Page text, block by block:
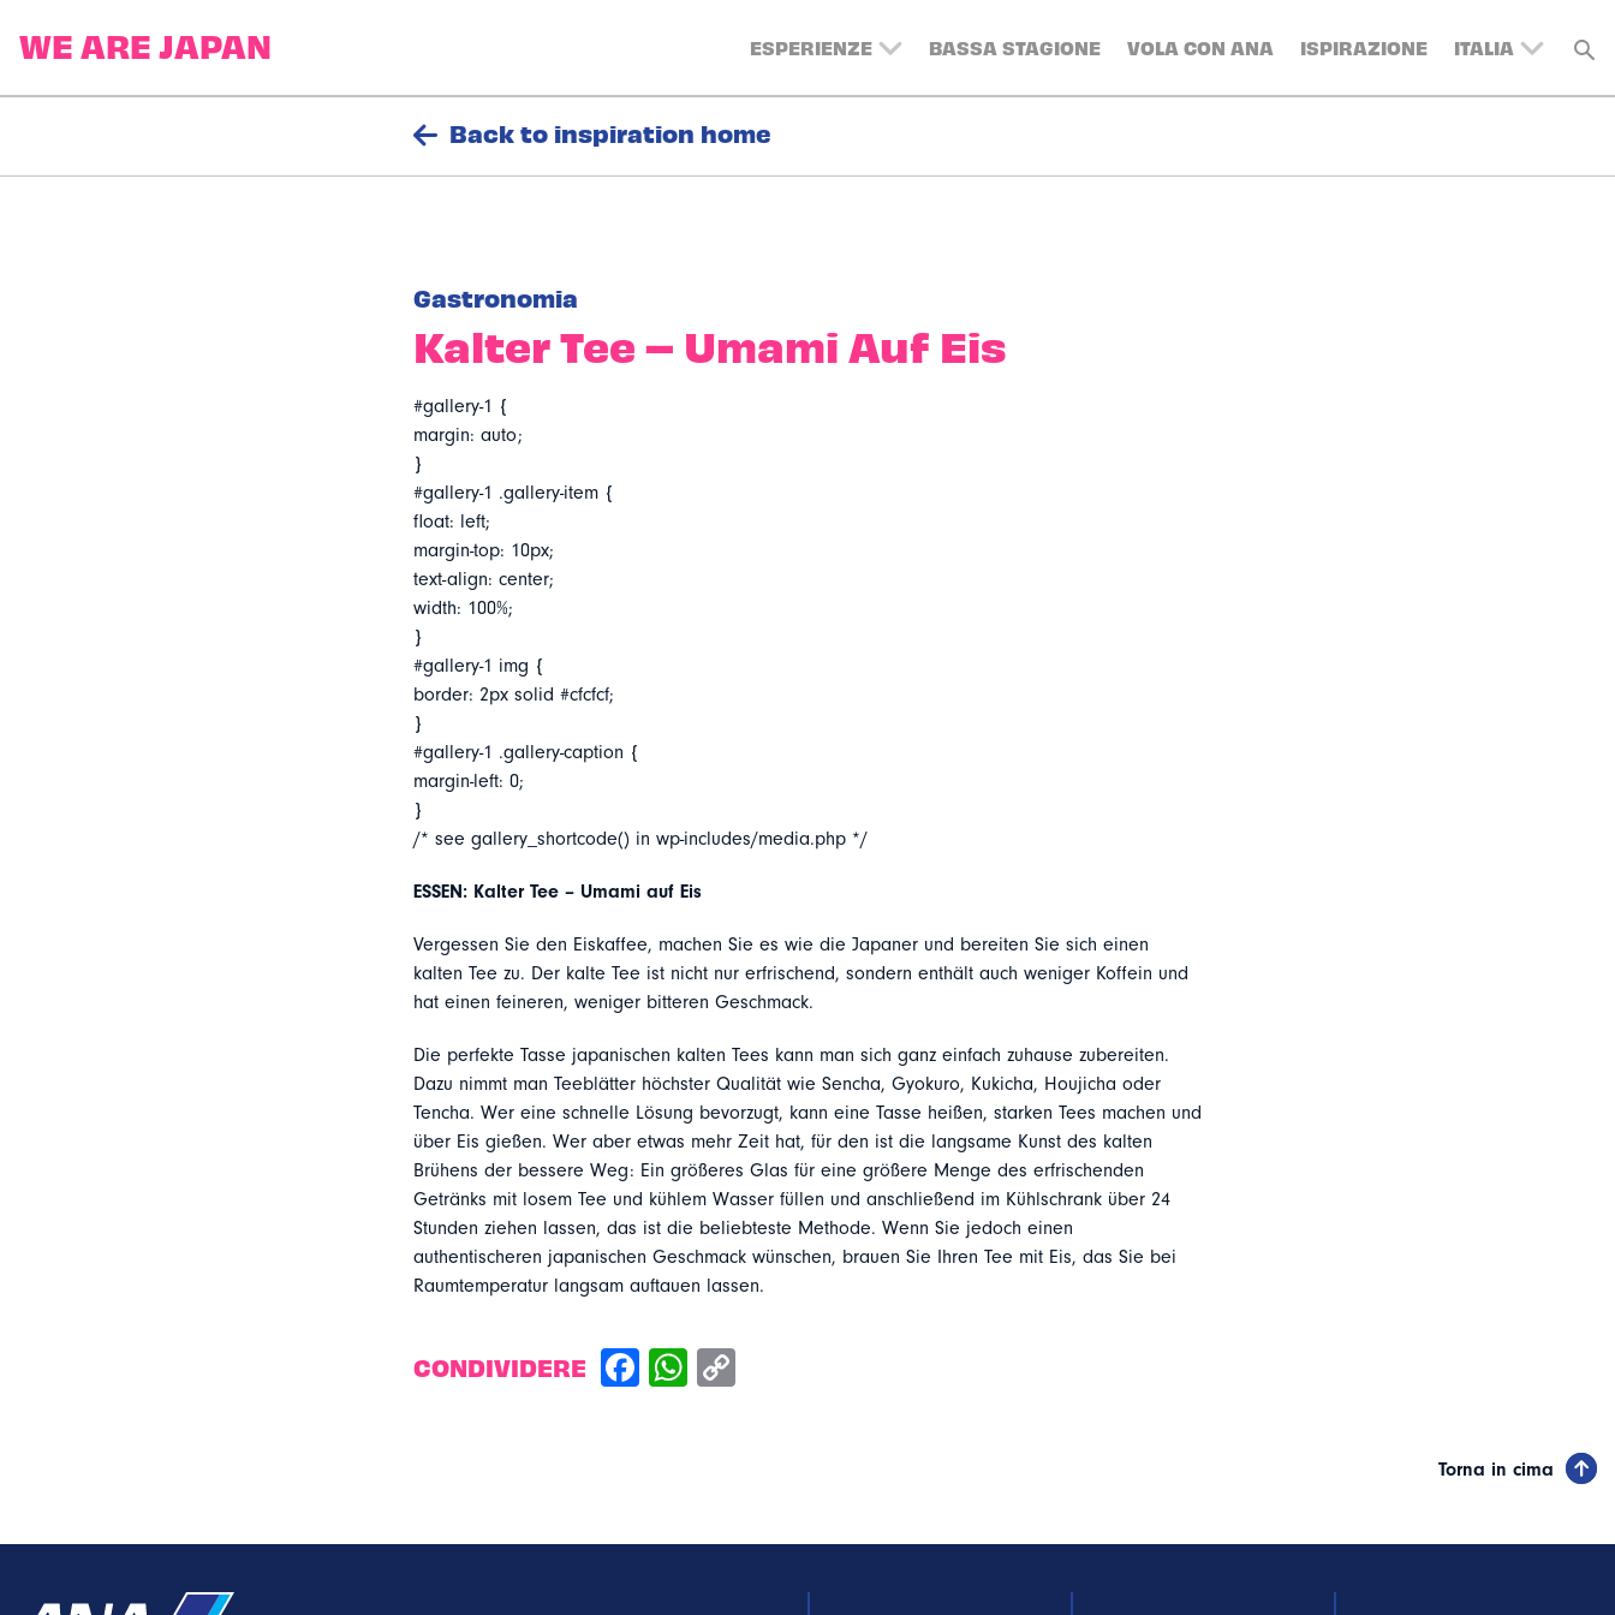
ESPERIENZE BASSA STAGIONE VOLA CON ANA ISPIRAZIONE ITALIA
UNITED
Back to inspiration home
Gastronomia
Kalter Tee – Umami Auf Eis
#gallery-1 {
margin: auto;
}
#gallery-1 .gallery-item {
float: left;
margin-top: 10px;
text-align: center;
width: 100%;
}
#gallery-1 img {
border: 2px solid #cfcfcf;
}
#gallery-1 .gallery-caption {
margin-left: 0;
}
/* see gallery_shortcode() in wp-includes/media.php */
ESSEN: Kalter Tee – Umami auf Eis
Vergessen Sie den Eiskaffee, machen Sie es wie die Japaner und bereiten Sie sich einen
kalten Tee zu. Der kalte Tee ist nicht nur erfrischend, sondern enthält auch weniger Koffein und
hat einen feineren, weniger bitteren Geschmack.
Die perfekte Tasse japanischen kalten Tees kann man sich ganz einfach zuhause zubereiten.
Dazu nimmt man Teeblätter höchster Qualität wie Sencha, Gyokuro, Kukicha, Houjicha oder
Tencha. Wer eine schnelle Lösung bevorzugt, kann eine Tasse heißen, starken Tees machen und
über Eis gießen. Wer aber etwas mehr Zeit hat, für den ist die langsame Kunst des kalten
Brühens der bessere Weg: Ein größeres Glas für eine größere Menge des erfrischenden
Getränks mit losem Tee und kühlem Wasser füllen und anschließend im Kühlschrank über 24
Stunden ziehen lassen, das ist die beliebteste Methode. Wenn Sie jedoch einen
authentischeren japanischen Geschmack wünschen, brauen Sie Ihren Tee mit Eis, das Sie bei
Raumtemperatur langsam auftauen lassen.
CONDIVIDERE
Torna in cima